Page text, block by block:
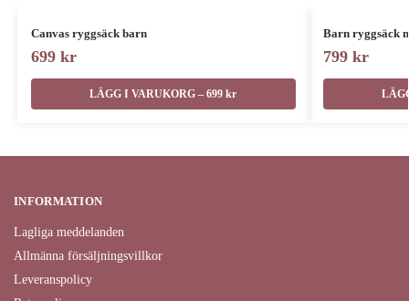
Canvas ryggsäck barn
699 kr
LÄGG I VARUKORG – 699 kr
Barn ryggsäck
799 kr
INFORMATION
Lagliga meddelanden
Allmänna försäljningsvillkor
Leveranspolicy